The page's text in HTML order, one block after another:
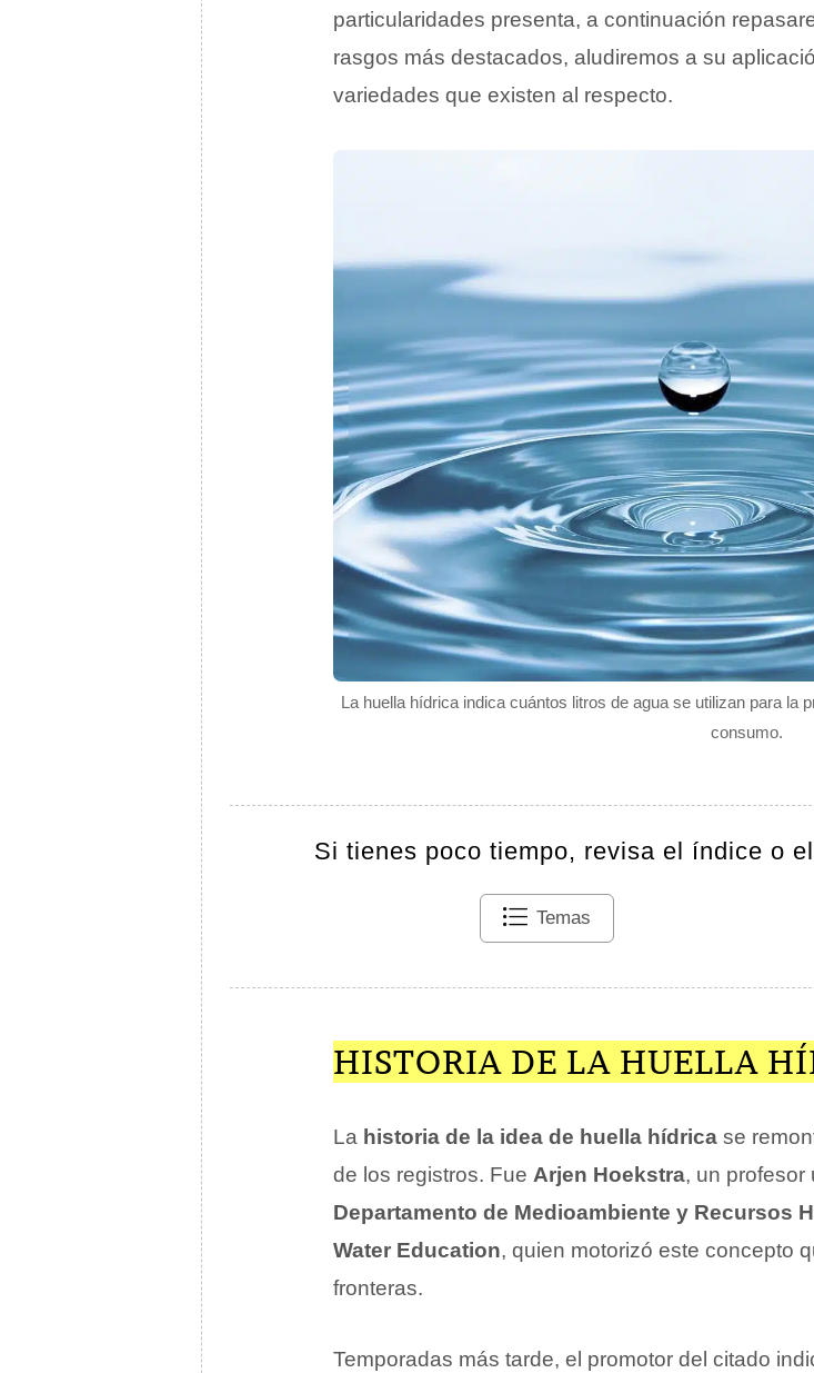
La huella hídrica indica cuántos litros de agua se utilizan para la
consumo.
particularidades presenta, a continuación
rasgos más destacados, aludiremos a su
variedades que existen al respecto.
Si tienes poco tiempo, revisa el índice o
Temas
HISTORIA DE LA HUELLA
La historia de la idea de huella hídrica se
de los registros. Fue Arjen Hoekstra, un profesor
Departamento de Medioambiente y Recursos
Water Education, quien motorizó este concepto
fronteras.
Temporadas más tarde, el promotor del citado